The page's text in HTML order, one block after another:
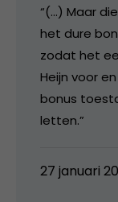
“(…) Maar
het dure
zodat het
Heijn voor
bonus
letten.”
27 januari